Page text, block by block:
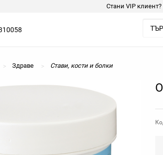
Стани VIP клиент?
Здраве Стави, кости и болки